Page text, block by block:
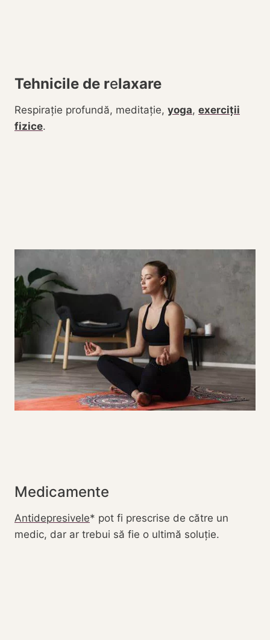
Tehnicile de relaxare
Respirație profundă, meditație, yoga, exerciții
fizice.
Medicamente
Antidepresivele
pot fi prescrise de către un
medic, dar ar trebui să fie o ultimă soluție.